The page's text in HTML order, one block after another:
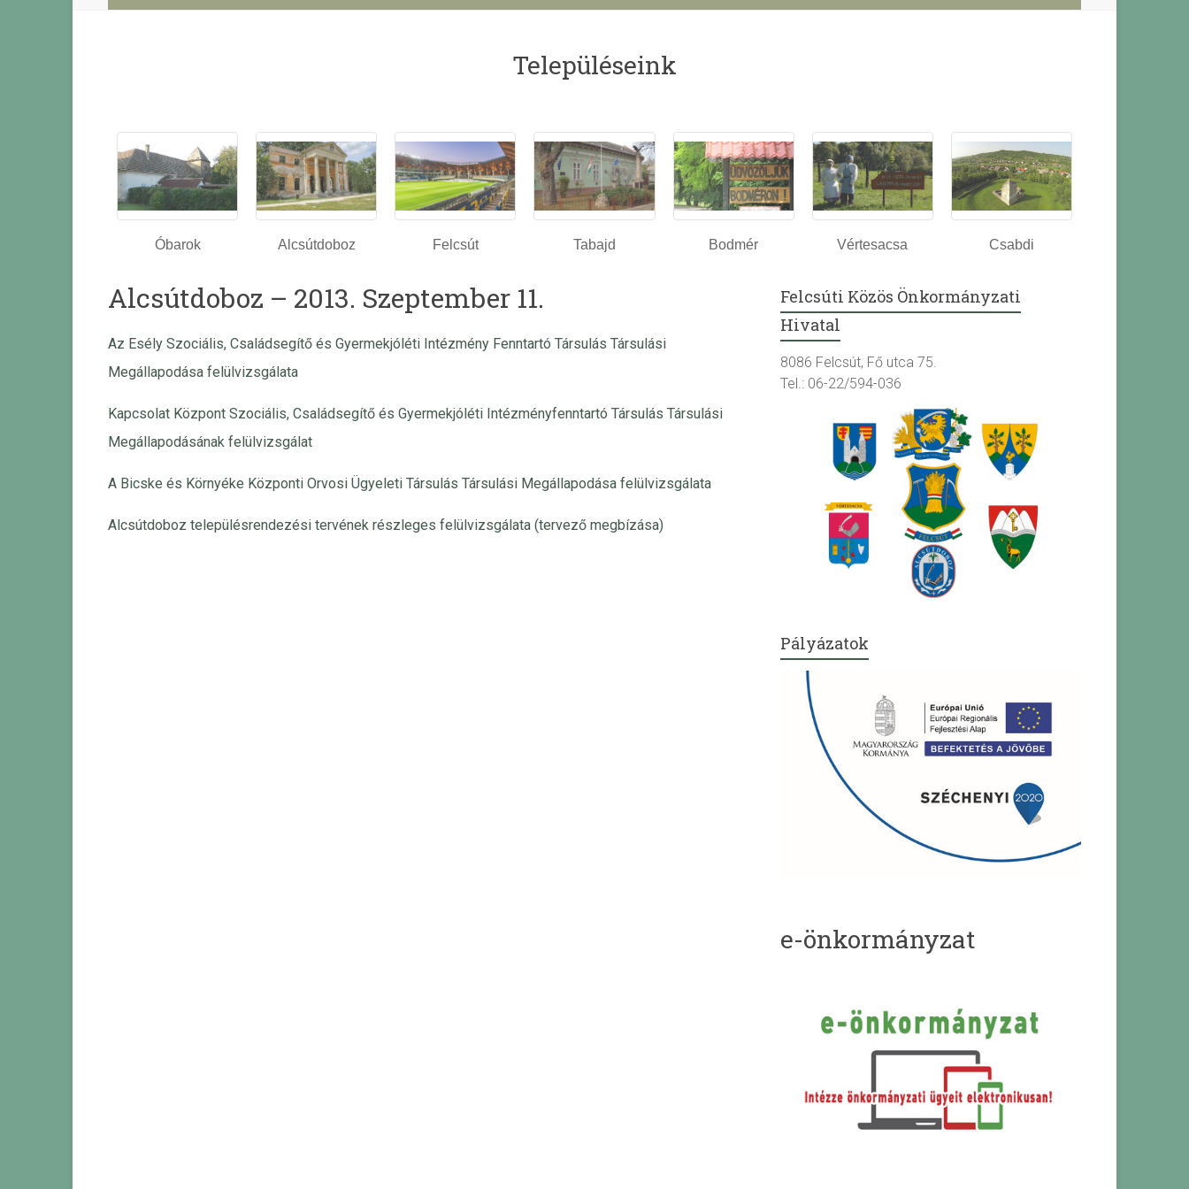
Településeink
Óbarok Alcsútdoboz Felcsút Tabajd Bodmér Vértesacsa Csabdi
Alcsútdoboz – 2013. Szeptember 11.
Az Esély Szociális, Családsegítő és Gyermekjóléti Intézmény Fenntartó Társulás Társulási
Megállapodása felülvizsgálata
Kapcsolat Központ Szociális, Családsegítő és Gyermekjóléti Intézményfenntartó Társulás Társulási
Megállapodásának felülvizsgálat
A Bicske és Környéke Központi Orvosi Ügyeleti Társulás Társulási Megállapodása felülvizsgálata
Alcsútdoboz településrendezési tervének részleges felülvizsgálata (tervező megbízása)
Felcsúti Közös Önkormányzati
Hivatal
8086 Felcsút, Fő utca 75.
Tel.: 06-22/594-036
Pályázatok
e-önkormányzat